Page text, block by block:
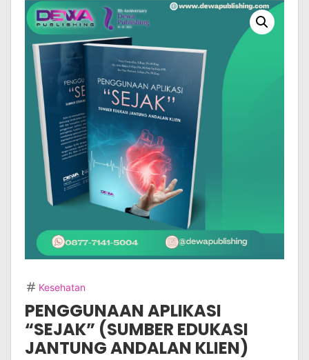
Kesehatan
PENGGUNAAN APLIKASI
“SEJAK” (SUMBER EDUKASI
JANTUNG ANDALAN KLIEN)